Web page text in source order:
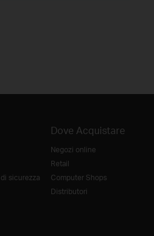
sicurezza
Dove Acquistare
Negozi online
Retail
Computer Shops
Distributori